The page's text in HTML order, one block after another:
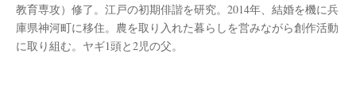
教育専攻）修了。江戸の初期俳諧を研究。2014年、結婚を機に兵
庫県神河町に移住。農を取り入れた暮らしを営みながら創作活動
に取り組む。ヤギ1頭と2児の父。